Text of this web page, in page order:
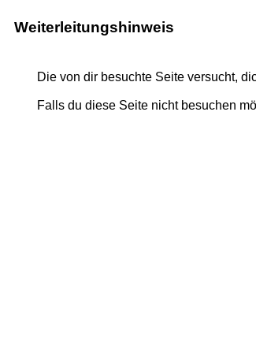
Weiterleitungshinweis
Die von dir besuchte Seite versucht,
Falls du diese Seite nicht besuchen